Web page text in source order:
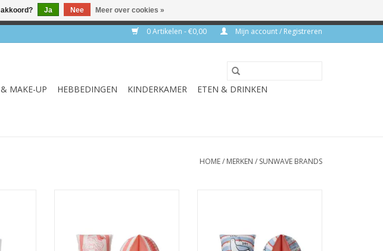
0 Artikelen - €0,00 Mijn account / Registreren
MAKE-UP HEBBEDINGEN KINDERKAMER
ETEN & DRINKEN
HOME/ MERKEN / SUNWAVE BRANDS
Ja Nee Meer over cookies »
€75 ✔ Levertijd 1-3 werkdagen